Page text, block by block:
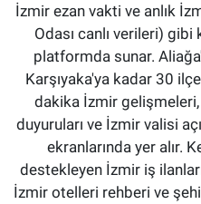
İzmir ezan vakti ve anlık
Odası canlı verileri)
platformda sunar.
Karşıyaka'ya kadar 30
dakika İzmir
duyuruları ve İzmir valisi
ekranlarında yer alır.
destekleyen İzmir iş
İzmir otelleri rehberi ve